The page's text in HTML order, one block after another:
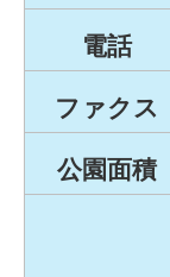
電話
ファクス
公園面積